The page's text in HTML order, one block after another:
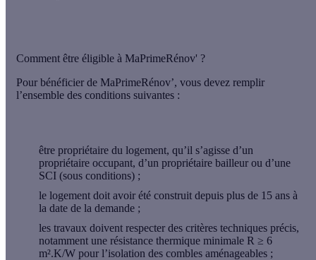
Comment être éligible à MaPrimeRénov' ?
Pour bénéficier de MaPrimeRénov’, vous devez remplir
l’ensemble des conditions suivantes :
être propriétaire du logement, qu’il s’agisse d’un
propriétaire occupant, d’un propriétaire bailleur ou d’une
SCI (sous conditions) ;
le logement doit avoir été construit depuis plus de 15 ans à
la date de la demande ;
les travaux doivent respecter des critères techniques précis,
notamment une résistance thermique minimale R ≥ 6
m².K/W pour l’isolation des combles aménageables ;